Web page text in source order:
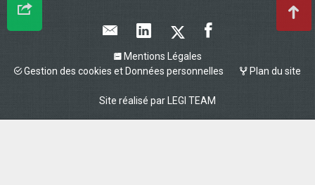
Mentions Légales
Gestion des cookies et Données personnelles
Plan du site
Site réalisé par LEGI TEAM